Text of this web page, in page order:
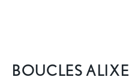
BOUCLES ALIXE